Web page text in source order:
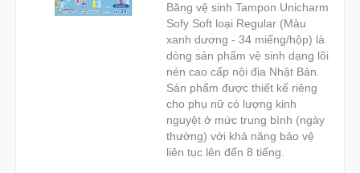
Băng vệ sinh Tampon Unicharm
Sofy Soft loại Regular (Màu
xanh dương - 34 miếng/hộp) là
dòng sản phẩm vệ sinh dạng lõi
nén cao cấp nội địa Nhật Bản.
Sản phẩm được thiết kế riêng
cho phụ nữ có lượng kinh
nguyệt ở mức trung bình (ngày
thường) với khả năng bảo vệ
liên tục lên đến 8 tiếng.